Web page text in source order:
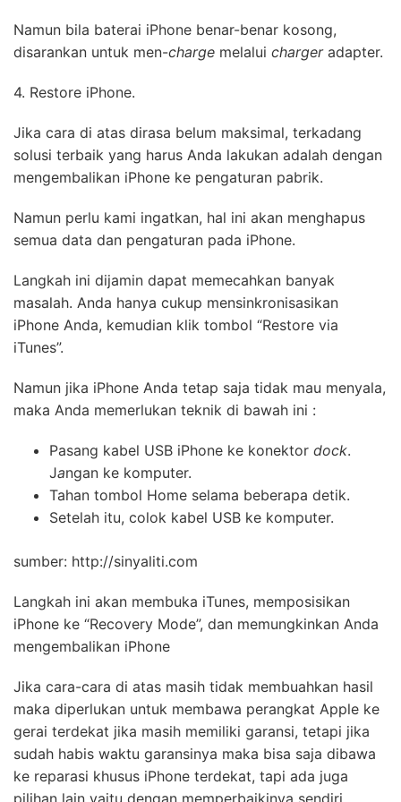
Namun bila baterai iPhone benar-benar kosong,
disarankan untuk men-charge melalui chargeradapter.
4. Restore iPhone.
Jika cara di atas dirasa belum maksimal, terkadang
solusi terbaik yang harus Anda lakukan adalah dengan
mengembalikan iPhone ke pengaturan pabrik.
Namun perlu kami ingatkan, hal ini akan menghapus
semua data dan pengaturan pada iPhone.
Langkah ini dijamin dapat memecahkan banyak
masalah. Anda hanya cukup mensinkronisasikan
iPhone Anda, kemudian klik tombol “Restore via
iTunes”.
Namun jika iPhone Anda tetap saja tidak mau menyala,
maka Anda memerlukan teknik di bawah ini :
Pasang kabel USB iPhone ke konektor dock.
Jangan ke komputer.
Tahan tombol Home selama beberapa detik.
Setelah itu, colok kabel USB ke komputer.
sumber: http://sinyaliti.com
Langkah ini akan membuka iTunes, memposisikan
iPhone ke “Recovery Mode”, dan memungkinkan Anda
mengembalikan iPhone
Jika cara-cara di atas masih tidak membuahkan hasil
maka diperlukan untuk membawa perangkat Apple ke
gerai terdekat jika masih memiliki garansi, tetapi jika
sudah habis waktu garansinya maka bisa saja dibawa
ke reparasi khusus iPhone terdekat, tapi ada juga